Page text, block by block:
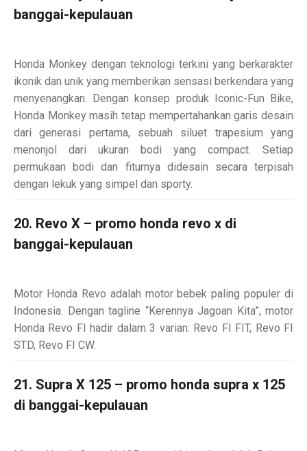
banggai-kepulauan
Honda Monkey dengan teknologi terkini yang berkarakter
ikonik dan unik yang memberikan sensasi berkendara yang
menyenangkan. Dengan konsep produk Iconic-Fun Bike,
Honda Monkey masih tetap mempertahankan garis desain
dari generasi pertama, sebuah siluet trapesium yang
menonjol dari ukuran bodi yang compact. Setiap
permukaan bodi dan fiturnya didesain secara terpisah
dengan lekuk yang simpel dan sporty.
20. Revo X – promo honda revo x di
banggai-kepulauan
Motor Honda Revo adalah motor bebek paling populer di
Indonesia. Dengan tagline “Kerennya Jagoan Kita”, motor
Honda Revo FI hadir dalam 3 varian: Revo FI FIT, Revo FI
STD, Revo FI CW.
21. Supra X 125 – promo honda supra x 125
di banggai-kepulauan